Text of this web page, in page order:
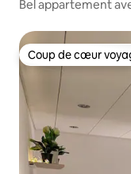
Bel appartement
Coup de cœur
Coup de cœur